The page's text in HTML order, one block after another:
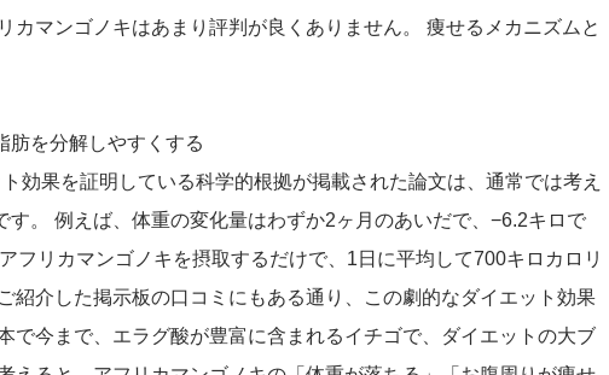
カマンゴノキはあまり評判が良くありません。 痩せるメカニズムと
肪を分解しやすくする
効果を証明している科学的根拠が掲載された論文は、通常では考え
。 例えば、体重の変化量はわずか2ヶ月のあいだで、−6.2キロで
フリカマンゴノキを摂取するだけで、1日に平均して700キロカロリ
紹介した掲示板の口コミにもある通り、この劇的なダイエット効果
で今まで、エラグ酸が豊富に含まれるイチゴで、ダイエットの大ブ